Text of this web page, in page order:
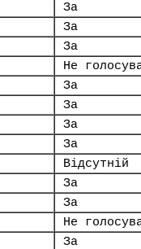
За
За
За
Не
За
За
За
За
Відсутній
За
За
Не
За